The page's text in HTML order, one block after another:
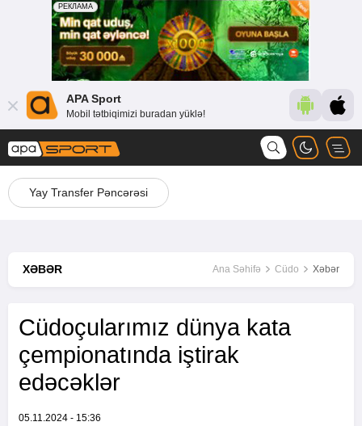
APA Sport
Mobil tətbiqimizi buradan yüklə!
Yay Transfer Pəncərəsi
XƏBƏR Ana Səhifə Cüdo Xəbər
Cüdoçularımız dünya kata
çempionatında iştirak
edəcəklər
05.11.2024 - 15:36